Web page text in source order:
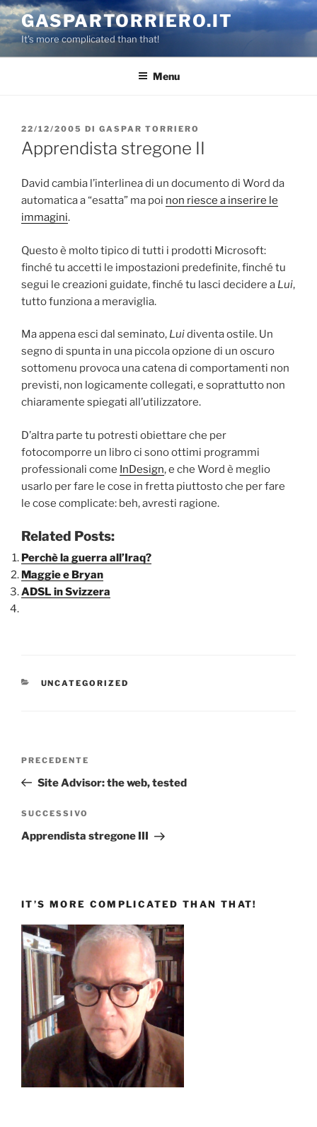
Salta
al
contenuto
GASPARTORRIERO.IT
It's more complicated than that!
Menu
PUBBLICATO
IL
22/12/2005 DI GASPAR TORRIERO
Apprendista stregone II
David cambia l’interlinea di un documento di Word da
automatica a “esatta” ma poi non riesce a inserire le
immagini.
Questo è molto tipico di tutti i prodotti Microsoft:
finché tu accetti le impostazioni predefinite, finché tu
segui le creazioni guidate, finché tu lasci decidere a Lui,
tutto funziona a meraviglia.
Ma appena esci dal seminato, Luidiventa ostile. Un
segno di spunta in una piccola opzione di un oscuro
sottomenu provoca una catena di comportamenti non
previsti, non logicamente collegati, e soprattutto non
chiaramente spiegati all’utilizzatore.
D’altra parte tu potresti obiettare che per
fotocomporre un libro ci sono ottimi programmi
professionali come InDesign, e che Word è meglio
usarlo per fare le cose in fretta piuttosto che per fare
le cose complicate: beh, avresti ragione.
Related Posts:
Perchè la guerra all’Iraq?
Maggie e Bryan
ADSL in Svizzera
CATEGORIE
UNCATEGORIZED
Articolo
precedente:
PRECEDENTE
Site Advisor: the web, tested
Articolo
successivo
SUCCESSIVO
Apprendista stregone III
IT’S MORE COMPLICATED THAN THAT!